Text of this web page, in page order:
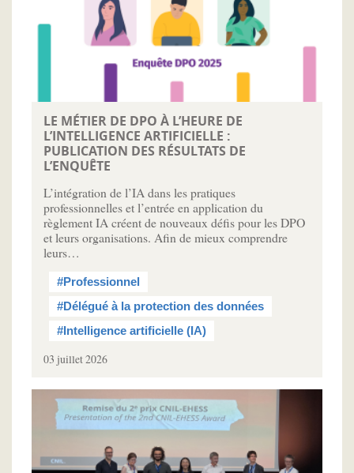
LE MÉTIER DE DPO À L’HEURE DE
L’INTELLIGENCE ARTIFICIELLE :
PUBLICATION DES RÉSULTATS DE
L’ENQUÊTE
L’intégration de l’IA dans les pratiques
professionnelles et l’entrée en application du
règlement IA créent de nouveaux défis pour les DPO
et leurs organisations. Afin de mieux comprendre
leurs…
#Professionnel
#Délégué à la protection des données
#Intelligence artificielle (IA)
03 juillet 2026